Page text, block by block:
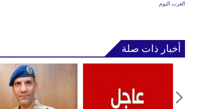
العرب اليوم
أخبار ذات صلة